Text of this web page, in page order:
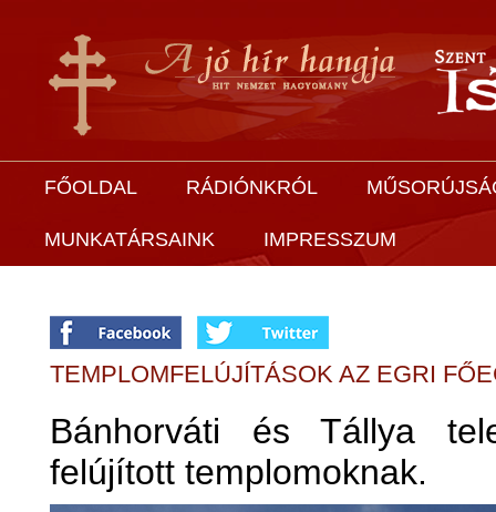
FŐOLDAL RÁDIÓNKRÓL
MUNKATÁRSAINK IMPRESSZUM
TEMPLOMFELÚJÍTÁSOK AZ EGRI
Bánhorváti és Tállya
felújított templomoknak.